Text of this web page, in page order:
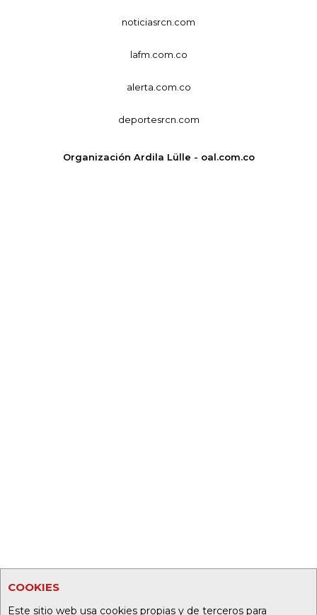
COOKIES
Este sitio web usa cookies propias y de terceros para
noticiasrcn.com
lafm.com.co
alerta.com.co
deportesrcn.com
Organización Ardila Lülle - oal.com.co